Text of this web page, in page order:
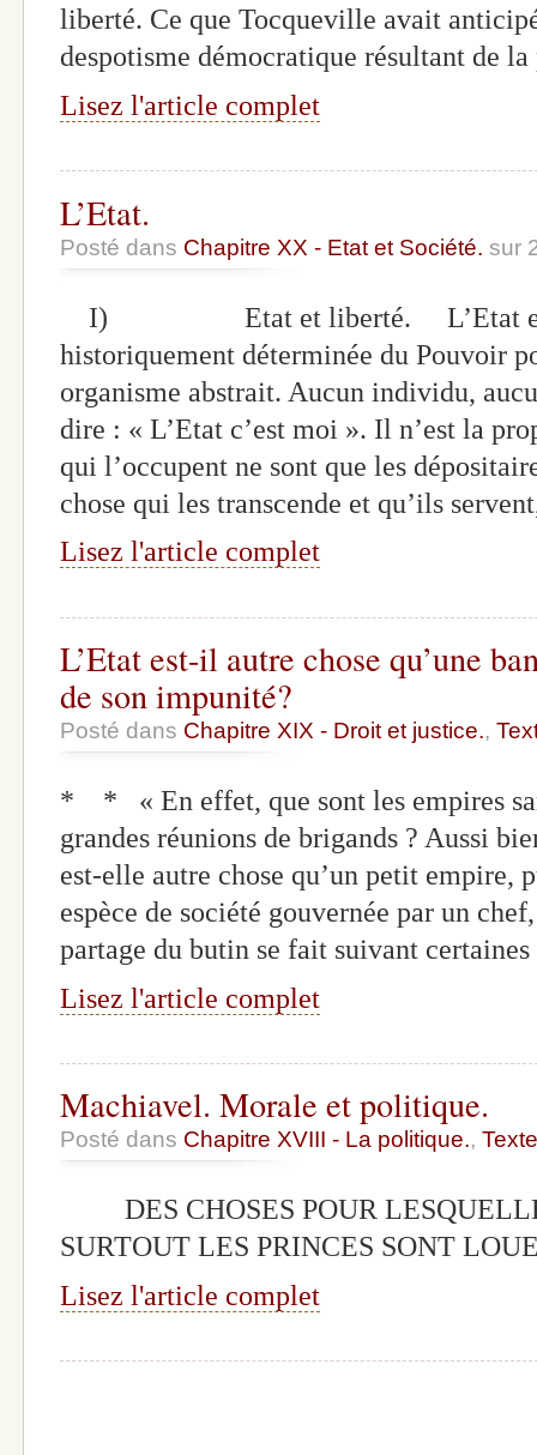
liberté. Ce que Tocqueville avait
despotisme démocratique résultant de
Lisez l'article complet
L’Etat.
Posté dans Chapitre XX - Etat et Société. sur
I) Etat et liberté. L’Etat est
historiquement déterminée du Pouvoir
organisme abstrait. Aucun individu,
dire : « L’Etat c’est moi ». Il n’est la
qui l’occupent ne sont que les
chose qui les transcende et qu’ils
Lisez l'article complet
L’Etat est-il autre chose qu’une
de son impunité?
Posté dans Chapitre XIX - Droit et justice.,
* * « En effet, que sont les empires
grandes réunions de brigands ? Aussi
est-elle autre chose qu’un petit empire,
espèce de société gouvernée par un
partage du butin se fait suivant
Lisez l'article complet
Machiavel. Morale et politique.
Posté dans Chapitre XVIII - La politique.,
DES CHOSES POUR
SURTOUT LES PRINCES SONT
Lisez l'article complet